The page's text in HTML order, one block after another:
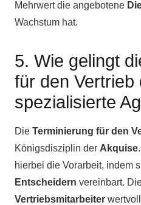
Mehrwert die angebotene
Wachstum hat.
5. Wie gelingt
für den Vertrieb
spezialisierte
Die Terminierung für den
Königsdisziplin der Akquise
hierbei die Vorarbeit, indem
Entscheidern vereinbart.
Vertriebsmitarbeiter